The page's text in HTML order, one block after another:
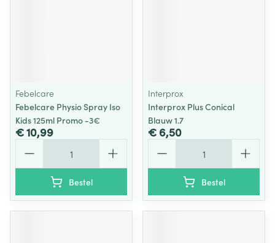
Febelcare
Febelcare Physio Spray Iso
Kids 125ml Promo -3€
€ 10,99
Bestel
Interprox
Interprox Plus Conical
Blauw 1.7
€ 6,50
Bestel